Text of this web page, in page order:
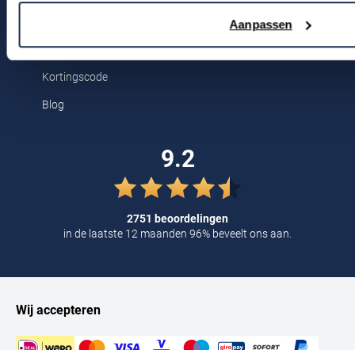
Aanpassen
Vanguard
William Lockie
Voor jou
Kortingscode
Blog
9.2
2751 beoordelingen
in de laatste 12 maanden 96% beveelt ons aan.
Wij accepteren